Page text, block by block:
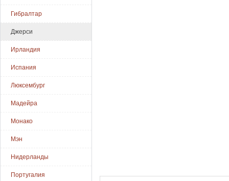
Гибралтар
Джерси
Ирландия
Испания
Люксембург
Мадейра
Монако
Мэн
Нидерланды
Португалия